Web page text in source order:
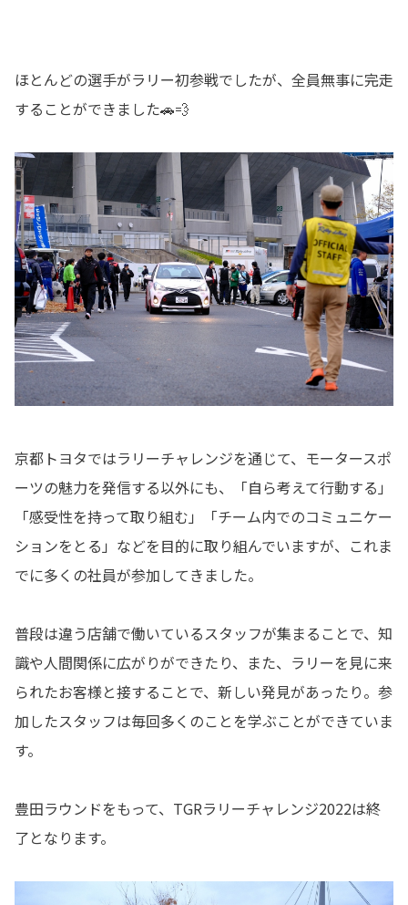
ほとんどの選手がラリー初参戦でしたが、全員無事に完走
することができました🚗💨
京都トヨタではラリーチャレンジを通じて、モータースポ
ーツの魅力を発信する以外にも、「自ら考えて行動する」
「感受性を持って取り組む」「チーム内でのコミュニケー
ションをとる」などを目的に取り組んでいますが、これま
でに多くの社員が参加してきました。
普段は違う店舗で働いているスタッフが集まることで、知
識や人間関係に広がりができたり、また、ラリーを見に来
られたお客様と接することで、新しい発見があったり。参
加したスタッフは毎回多くのことを学ぶことができていま
す。
豊田ラウンドをもって、TGRラリーチャレンジ2022は終
了となります。